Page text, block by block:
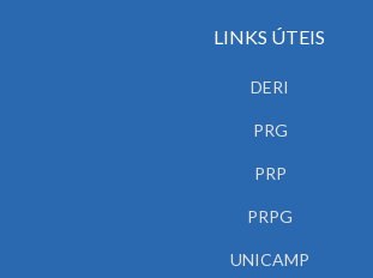
LINKS ÚTEIS
DERI
PRG
PRP
PRPG
UNICAMP